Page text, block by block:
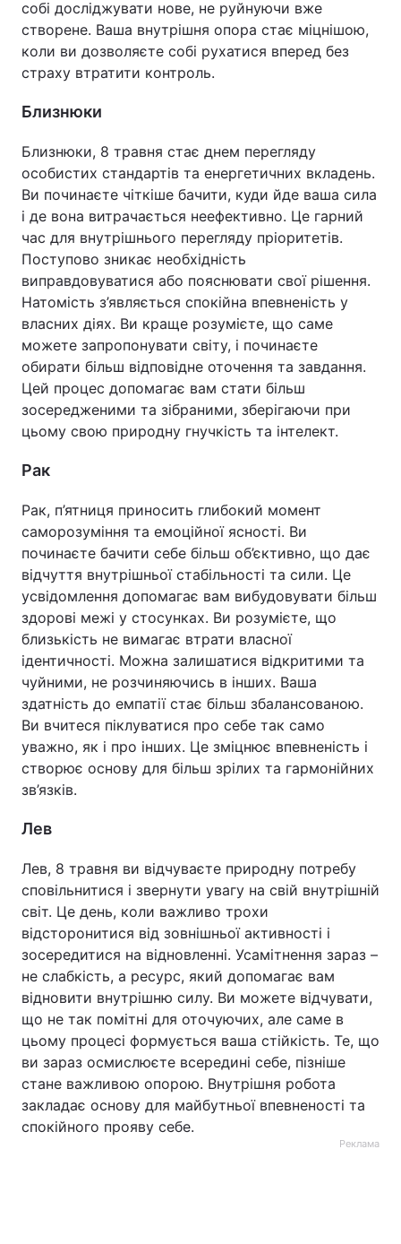
собі досліджувати нове, не руйнуючи вже
створене. Ваша внутрішня опора стає міцнішою,
коли ви дозволяєте собі рухатися вперед без
страху втратити контроль.
Близнюки
Близнюки, 8 травня стає днем перегляду
особистих стандартів та енергетичних вкладень.
Ви починаєте чіткіше бачити, куди йде ваша сила
і де вона витрачається неефективно. Це гарний
час для внутрішнього перегляду пріоритетів.
Поступово зникає необхідність
виправдовуватися або пояснювати свої рішення.
Натомість з’являється спокійна впевненість у
власних діях. Ви краще розумієте, що саме
можете запропонувати світу, і починаєте
обирати більш відповідне оточення та завдання.
Цей процес допомагає вам стати більш
зосередженими та зібраними, зберігаючи при
цьому свою природну гнучкість та інтелект.
Рак
Рак, п’ятниця приносить глибокий момент
саморозуміння та емоційної ясності. Ви
починаєте бачити себе більш об’єктивно, що дає
відчуття внутрішньої стабільності та сили. Це
усвідомлення допомагає вам вибудовувати більш
здорові межі у стосунках. Ви розумієте, що
близькість не вимагає втрати власної
ідентичності. Можна залишатися відкритими та
чуйними, не розчиняючись в інших. Ваша
здатність до емпатії стає більш збалансованою.
Ви вчитеся піклуватися про себе так само
уважно, як і про інших. Це зміцнює впевненість і
створює основу для більш зрілих та гармонійних
зв’язків.
Лев
Лев, 8 травня ви відчуваєте природну потребу
сповільнитися і звернути увагу на свій внутрішній
світ. Це день, коли важливо трохи
відсторонитися від зовнішньої активності і
зосередитися на відновленні. Усамітнення зараз –
не слабкість, а ресурс, який допомагає вам
відновити внутрішню силу. Ви можете відчувати,
що не так помітні для оточуючих, але саме в
цьому процесі формується ваша стійкість. Те, що
ви зараз осмислюєте всередині себе, пізніше
стане важливою опорою. Внутрішня робота
закладає основу для майбутньої впевненості та
спокійного прояву себе.
Реклама